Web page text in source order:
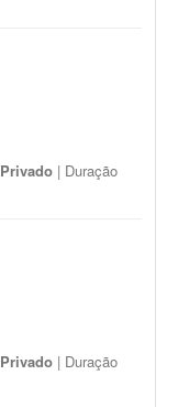
Privado | Duração
Privado | Duração